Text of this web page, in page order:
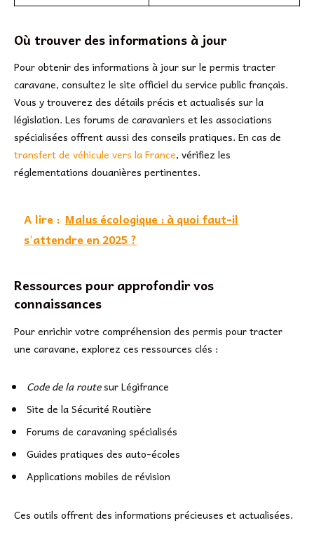
Où trouver des informations à jour
Pour obtenir des informations à jour sur le permis tracter
caravane, consultez le site officiel du service public français.
Vous y trouverez des détails précis et actualisés sur la
législation. Les forums de caravaniers et les associations
spécialisées offrent aussi des conseils pratiques. En cas de
transfert de véhicule vers la France, vérifiez les
réglementations douanières pertinentes.
A lire : Malus écologique : à quoi faut-il
s'attendre en 2025 ?
Ressources pour approfondir vos
connaissances
Pour enrichir votre compréhension des permis pour tracter
une caravane, explorez ces ressources clés :
Code de la routesur Légifrance
Site de la Sécurité Routière
Forums de caravaning spécialisés
Guides pratiques des auto-écoles
Applications mobiles de révision
Ces outils offrent des informations précieuses et actualisées.